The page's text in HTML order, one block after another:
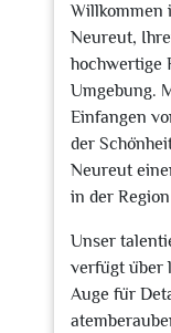
Willkommen
Neureut,
hochwertige
Umgebung.
Einfangen
der
Neureut
in der
Unser
verfügt über
Auge für